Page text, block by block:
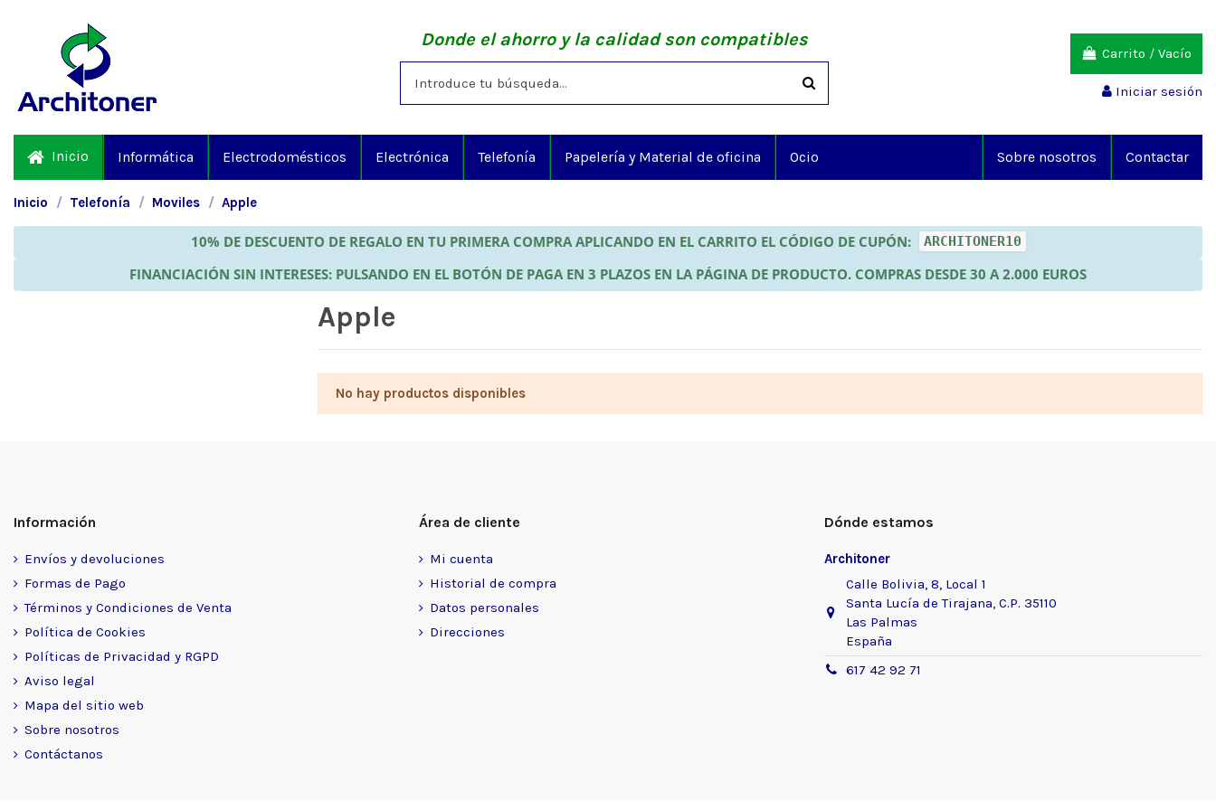
Donde el ahorro y la calidad son compatibles
Carrito / Vacío
Iniciar sesión
Inicio Informática Electrodomésticos Electrónica Telefonía Papelería y Material de oficina Ocio Contactar
Sobre nosotros
Inicio Telefonía Moviles Apple
10% DE DESCUENTO DE REGALO EN TU PRIMERA COMPRA APLICANDO EN EL CARRITO EL CÓDIGO DE CUPÓN: ARCHITONER10
FINANCIACIÓN SIN INTERESES: PULSANDO EN EL BOTÓN DE PAGA EN 3 PLAZOS EN LA PÁGINA DE PRODUCTO. COMPRAS DESDE 30 A 2.000 EUROS
Apple
No hay productos disponibles
Información
Envíos y devoluciones
Formas de Pago
Términos y Condiciones de Venta
Política de Cookies
Políticas de Privacidad y RGPD
Aviso legal
Mapa del sitio web
Sobre nosotros
Contáctanos
Área de cliente
Mi cuenta
Historial de compra
Datos personales
Direcciones
Dónde estamos
Architoner
Calle Bolivia, 8, Local 1
Santa Lucía de Tirajana, C.P. 35110
Las Palmas
España
617 42 92 71